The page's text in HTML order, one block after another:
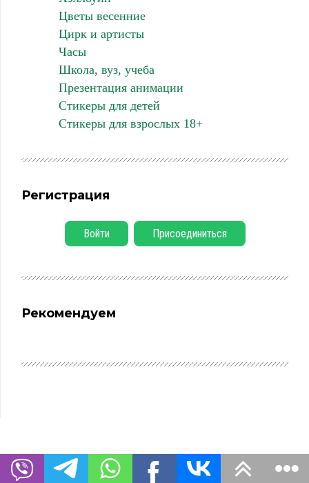
Цветы весенние
Цирк и артисты
Часы
Школа, вуз, учеба
Презентация анимации
Стикеры для детей
Стикеры для взрослых 18+
Регистрация
Войти Присоединиться
Рекомендуем